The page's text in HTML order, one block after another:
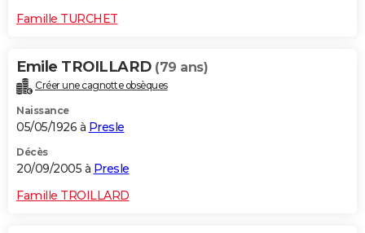
Famille TURCHET
Emile TROILLARD (79 ans)
Créer une cagnotte obsèques
Naissance
05/05/1926 à Presle
Décès
20/09/2005 à Presle
Famille TROILLARD